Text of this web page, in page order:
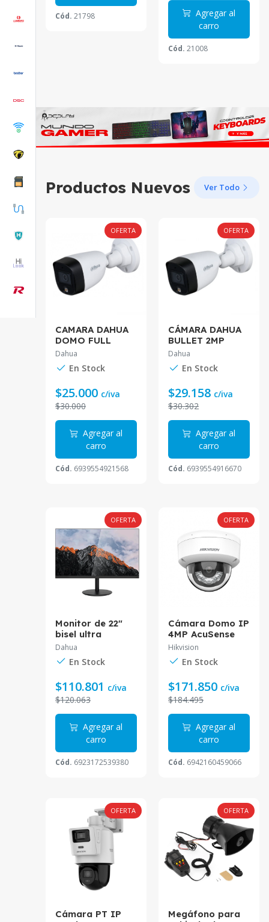
Cód. 21798
Agregar al
carro
Cód. 21008
Productos Nuevos Ver Todo
OFERTA
CAMARA DAHUA
DOMO FULL
COLOR 2MP IR30
3.6MM DH-HAC-
HDW1209TLQN-
Dahua
En Stock
$25.000 c/iva
$30.000
Agregar al
carro
Cód. 6939554921568
OFERTA
CÁMARA DAHUA
BULLET 2MP
FULL COLOR
3.6MM METALICA
DH-HAC-
LED
Dahua
En Stock
$29.158 c/iva
$30.302
Agregar al
carro
Cód. 6939554916670
OFERTA
Monitor de 22"
bisel ultra
delgado soporte
VESA DHI-LM22-
A200-B6-V2
Dahua
En Stock
$110.801 c/iva
$120.063
Agregar al
carro
Cód. 6923172539380
OFERTA
Cámara Domo IP
4MP AcuSense
Dual Light 30m
2.8mm DS-
2CD2143G2-
Hikvision
En Stock
$171.850 c/iva
$184.495
Agregar al
carro
Cód. 6942160459066
OFERTA
Cámara PT IP
OFERTA
Megáfono para